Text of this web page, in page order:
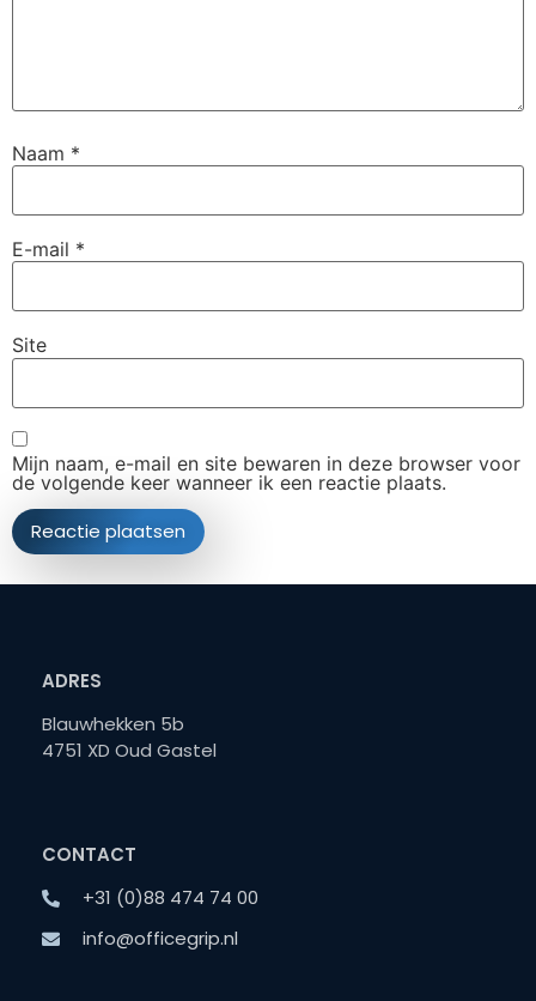
Naam *
E-mail *
Site
Mijn naam, e-mail en site bewaren in deze browser voor
de volgende keer wanneer ik een reactie plaats.
ADRES
Blauwhekken 5b
4751 XD Oud Gastel
CONTACT
+31 (0)88 474 74 00
info@officegrip.nl